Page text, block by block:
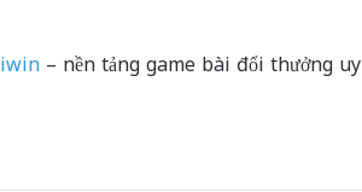
iwin– nền tảng game bài đổi thưởng